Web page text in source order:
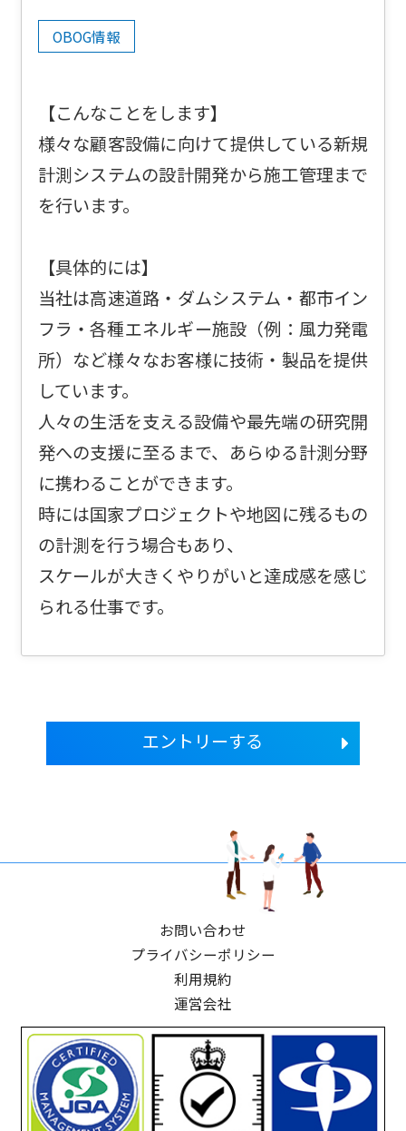
OBOG情報
【こんなことをします】
様々な顧客設備に向けて提供している新規
計測システムの設計開発から施工管理まで
を行います。
【具体的には】
当社は高速道路・ダムシステム・都市イン
フラ・各種エネルギー施設（例：風力発電
所）など様々なお客様に技術・製品を提供
しています。
人々の生活を支える設備や最先端の研究開
発への支援に至るまで、あらゆる計測分野
に携わることができます。
時には国家プロジェクトや地図に残るもの
の計測を行う場合もあり、
スケールが大きくやりがいと達成感を感じ
られる仕事です。
エントリーする
お問い合わせ
プライバシーポリシー
利用規約
運営会社